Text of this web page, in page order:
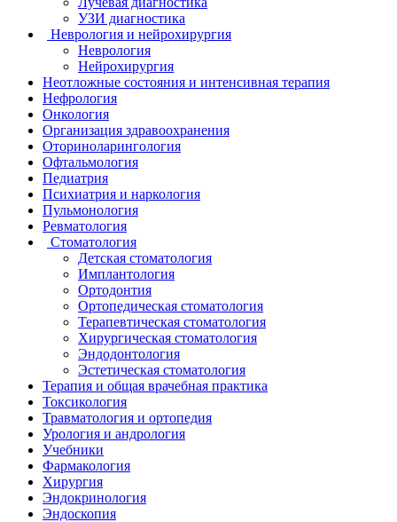
УЗИ диагностика
Неврология и нейрохирургия
Неврология
Нейрохирургия
Неотложные состояния и интенсивная терапия
Нефрология
Онкология
Организация здравоохранения
Оториноларингология
Офтальмология
Педиатрия
Психиатрия и наркология
Пульмонология
Ревматология
Стоматология
Детская стоматология
Имплантология
Ортодонтия
Ортопедическая стоматология
Терапевтическая стоматология
Хирургическая стоматология
Эндодонтология
Эстетическая стоматология
Терапия и общая врачебная практика
Токсикология
Травматология и ортопедия
Урология и андрология
Учебники
Фармакология
Хирургия
Эндокринология
Эндоскопия